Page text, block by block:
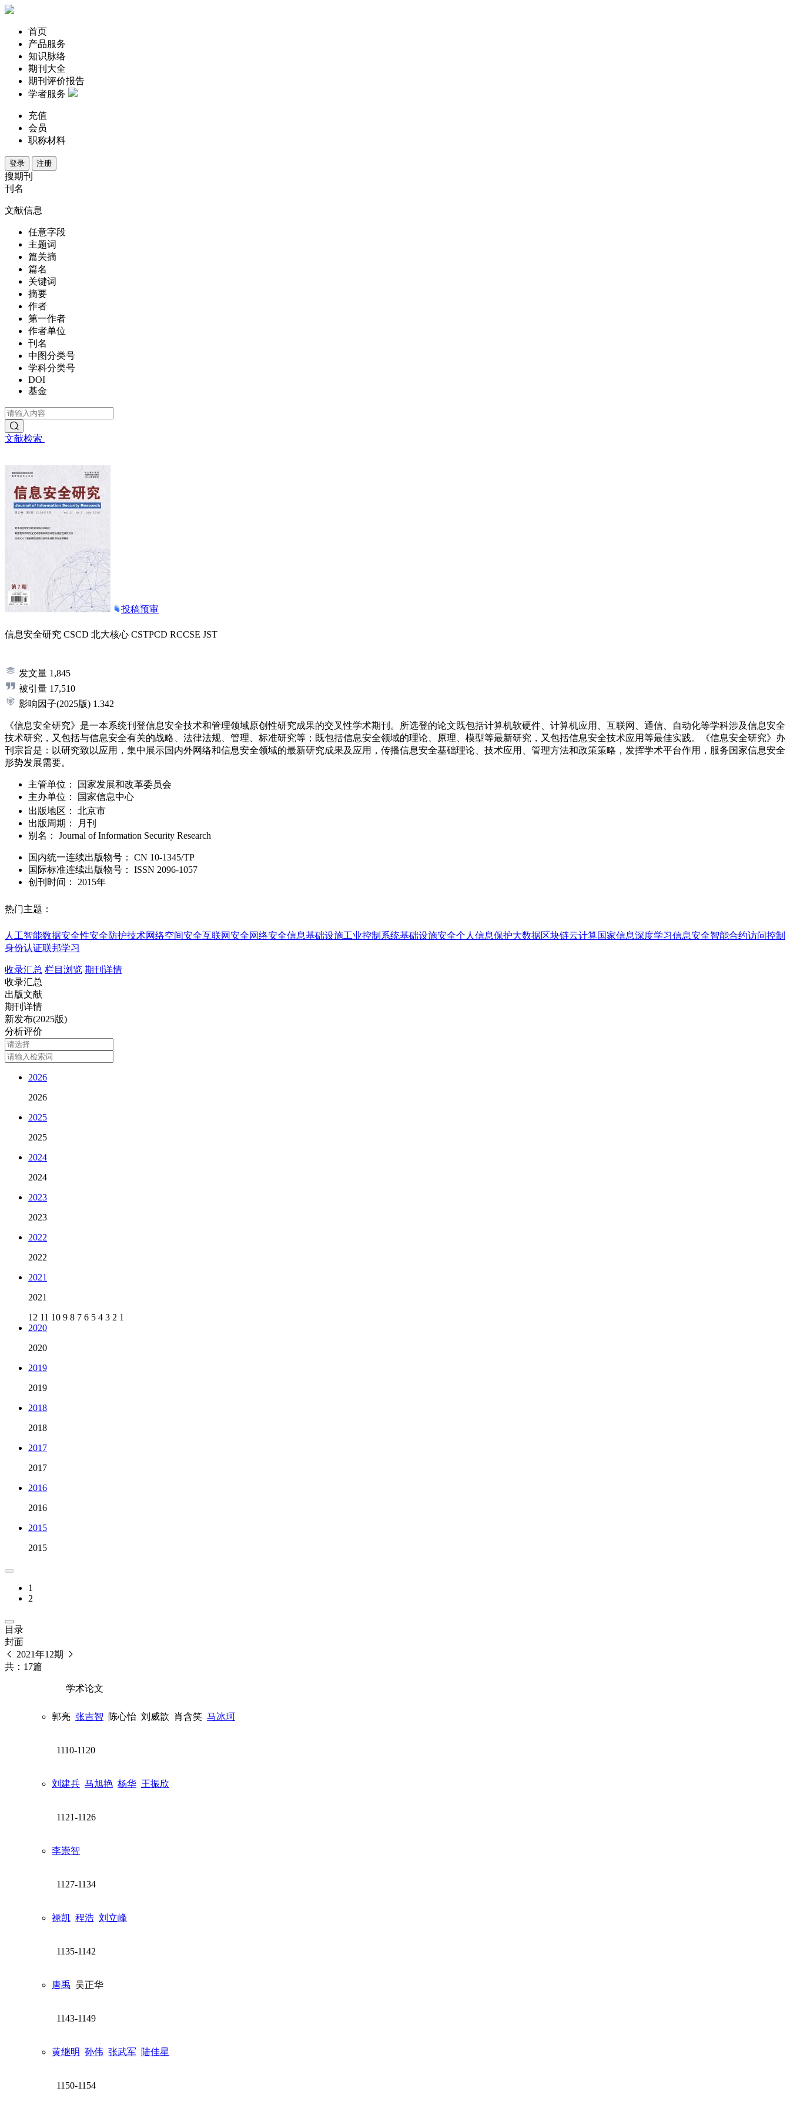
首页
产品服务
知识脉络
期刊大全
期刊评价报告
学者服务
充值
会员
职称材料
登录 注册
搜期刊
刊名
文献信息
任意字段
主题词
篇关摘
篇名
关键词
摘要
作者
第一作者
作者单位
刊名
中图分类号
学科分类号
DOI
基金
文献检索
投稿预审
信息安全研究 CSCD 北大核心 CSTPCD RCCSE JST
发文量 1,845
被引量 17,510
影响因子(2025版) 1.342
《信息安全研究》是一本系统刊登信息安全技术和管理领域原创性研究成果的交叉性学术期刊。所选登的论文既包括计算机软硬件、计算机应用、互联网、通信、自动化等学科涉及信息安全
技术研究，又包括与信息安全有关的战略、法律法规、管理、标准研究等；既包括信息安全领域的理论、原理、模型等最新研究，又包括信息安全技术应用等最佳实践。《信息安全研究》办
刊宗旨是：以研究致以应用，集中展示国内外网络和信息安全领域的最新研究成果及应用，传播信息安全基础理论、技术应用、管理方法和政策策略，发挥学术平台作用，服务国家信息安全
形势发展需要。
主管单位：
国家发展和改革委员会
主办单位：
国家信息中心
出版地区：
北京市
出版周期：
月刊
别名：
Journal of Information Security Research
国内统一连续出版物号： CN 10-1345/TP
国际标准连续出版物号 ： ISSN 2096-1057
创刊时间：
2015年
热门主题：
人工智能数据安全性安全防护技术网络空间安全互联网安全网络安全信息基础设施工业控制系统基础设施安全个人信息保护大数据区块链云计算国家信息深度学习信息安全智能合约访问控制
身份认证联邦学习
收录汇总 栏目浏览 期刊详情
收录汇总
出版文献
期刊详情
新发布(2025版)
分析评价
2026
2026
2025
2025
2024
2024
2023
2023
2022
2022
2021
2021
12 11 10 9 8 7 6 5 4 3 2 1
2020
2020
2019
2019
2018
2018
2017
2017
2016
2016
2015
2015
1
2
目录
封面
2021年12期
共：17篇
学术论文
郭亮 张吉智 陈心怡 刘威歆 肖含笑 马冰珂
1110-1120
刘建兵 马旭艳 杨华 王振欣
1121-1126
李崇智
1127-1134
禄凯 程浩 刘立峰
1135-1142
唐禹 吴正华
1143-1149
黄继明 孙伟 张武军 陆佳星
1150-1154